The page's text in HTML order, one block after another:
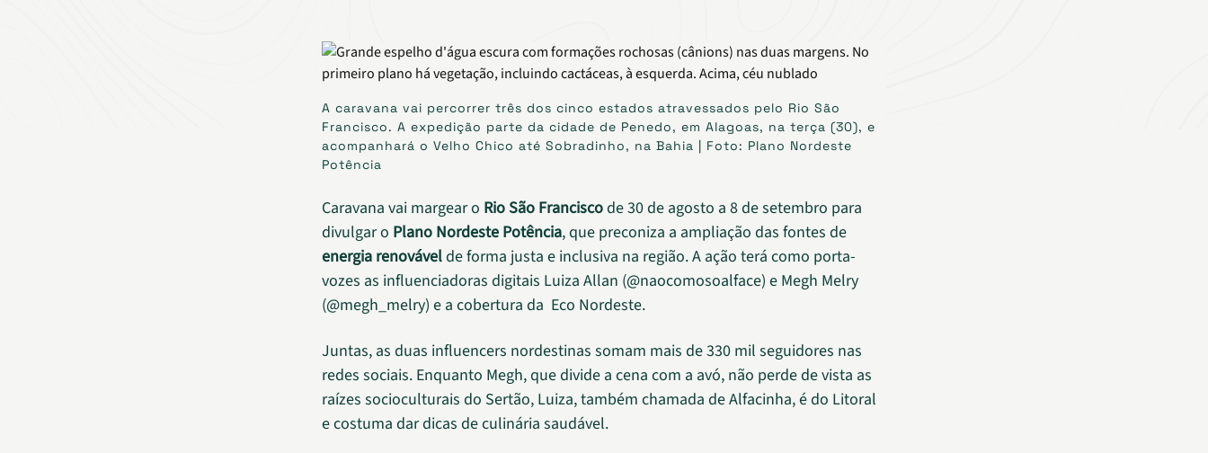
A caravana vai percorrer três dos cinco estados atravessados pelo Rio São
Francisco. A expedição parte da cidade de Penedo, em Alagoas, na terça (30), e
acompanhará o Velho Chico até Sobradinho, na Bahia | Foto: Plano Nordeste
Potência
Caravana vai margear o Rio São Franciscode 30 de agosto a 8 de setembro para
divulgar o Plano Nordeste Potência, que preconiza a ampliação das fontes de
energia renovávelde forma justa e inclusiva na região. A ação terá como porta-
vozes as influenciadoras digitais Luiza Allan (@naocomosoalface) e Megh Melry
(@megh_melry) e a cobertura da Eco Nordeste.
Juntas, as duas influencers nordestinas somam mais de 330 mil seguidores nas
redes sociais. Enquanto Megh, que divide a cena com a avó, não perde de vista as
raízes socioculturais do Sertão, Luiza, também chamada de Alfacinha, é do Litoral
e costuma dar dicas de culinária saudável.